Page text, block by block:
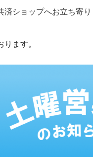
済ショップへお立ち寄
ます。